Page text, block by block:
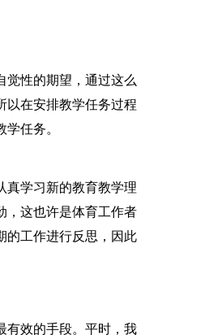
觉性的期望，通过这么
以在安排教学任务过程
任务。
真学习新的教育教学理
，这也许是体育工作者
的工作进行反思，因此
有效的手段。平时，我